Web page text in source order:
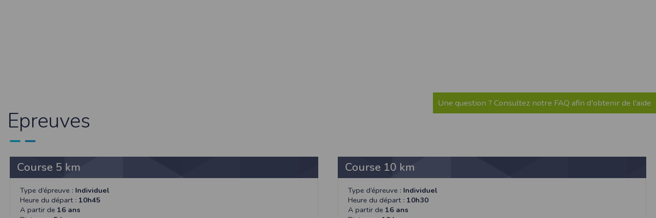
Une question ? Consultez notre FAQ afin d'obtenir de l'aide
Epreuves
Course 5 km
Type d’épreuve : Individuel
Heure du départ : 10h45
A partir de 16 ans
Course 10 km
Type d’épreuve : Individuel
Heure du départ : 10h30
A partir de 16 ans
Afin de gérer les cookies au plus près de vos attentes nous vous invitons à paramétrer votre navigateur en tenant compte de la finalité des cookies.
Cliquez sur le boutonAfficher les fichiers.
Firefox
Dans la fenêtre qui s'affiche, choisissez